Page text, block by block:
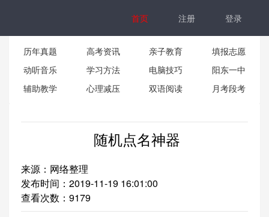
首页 注册 登录
历年真题 高考资讯 亲子教育
填报志愿
动听音乐
学习方法 电脑技巧
阳东一中
辅助教学
心理减压 双语阅读 月考段考
随机点名神器
来源：网络整理
发布时间：2019-11-19 16:01:00
查看次数： 9179